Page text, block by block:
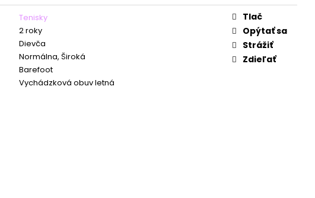
Tenisky
2 roky
Dievča
Normálna, Široká
Barefoot
Vychádzková obuv letná
Tlač
Opýtať sa
Strážiť
Zdieľať